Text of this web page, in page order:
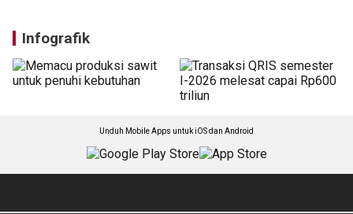
Infografik
Unduh Mobile Apps untuk iOS dan Android